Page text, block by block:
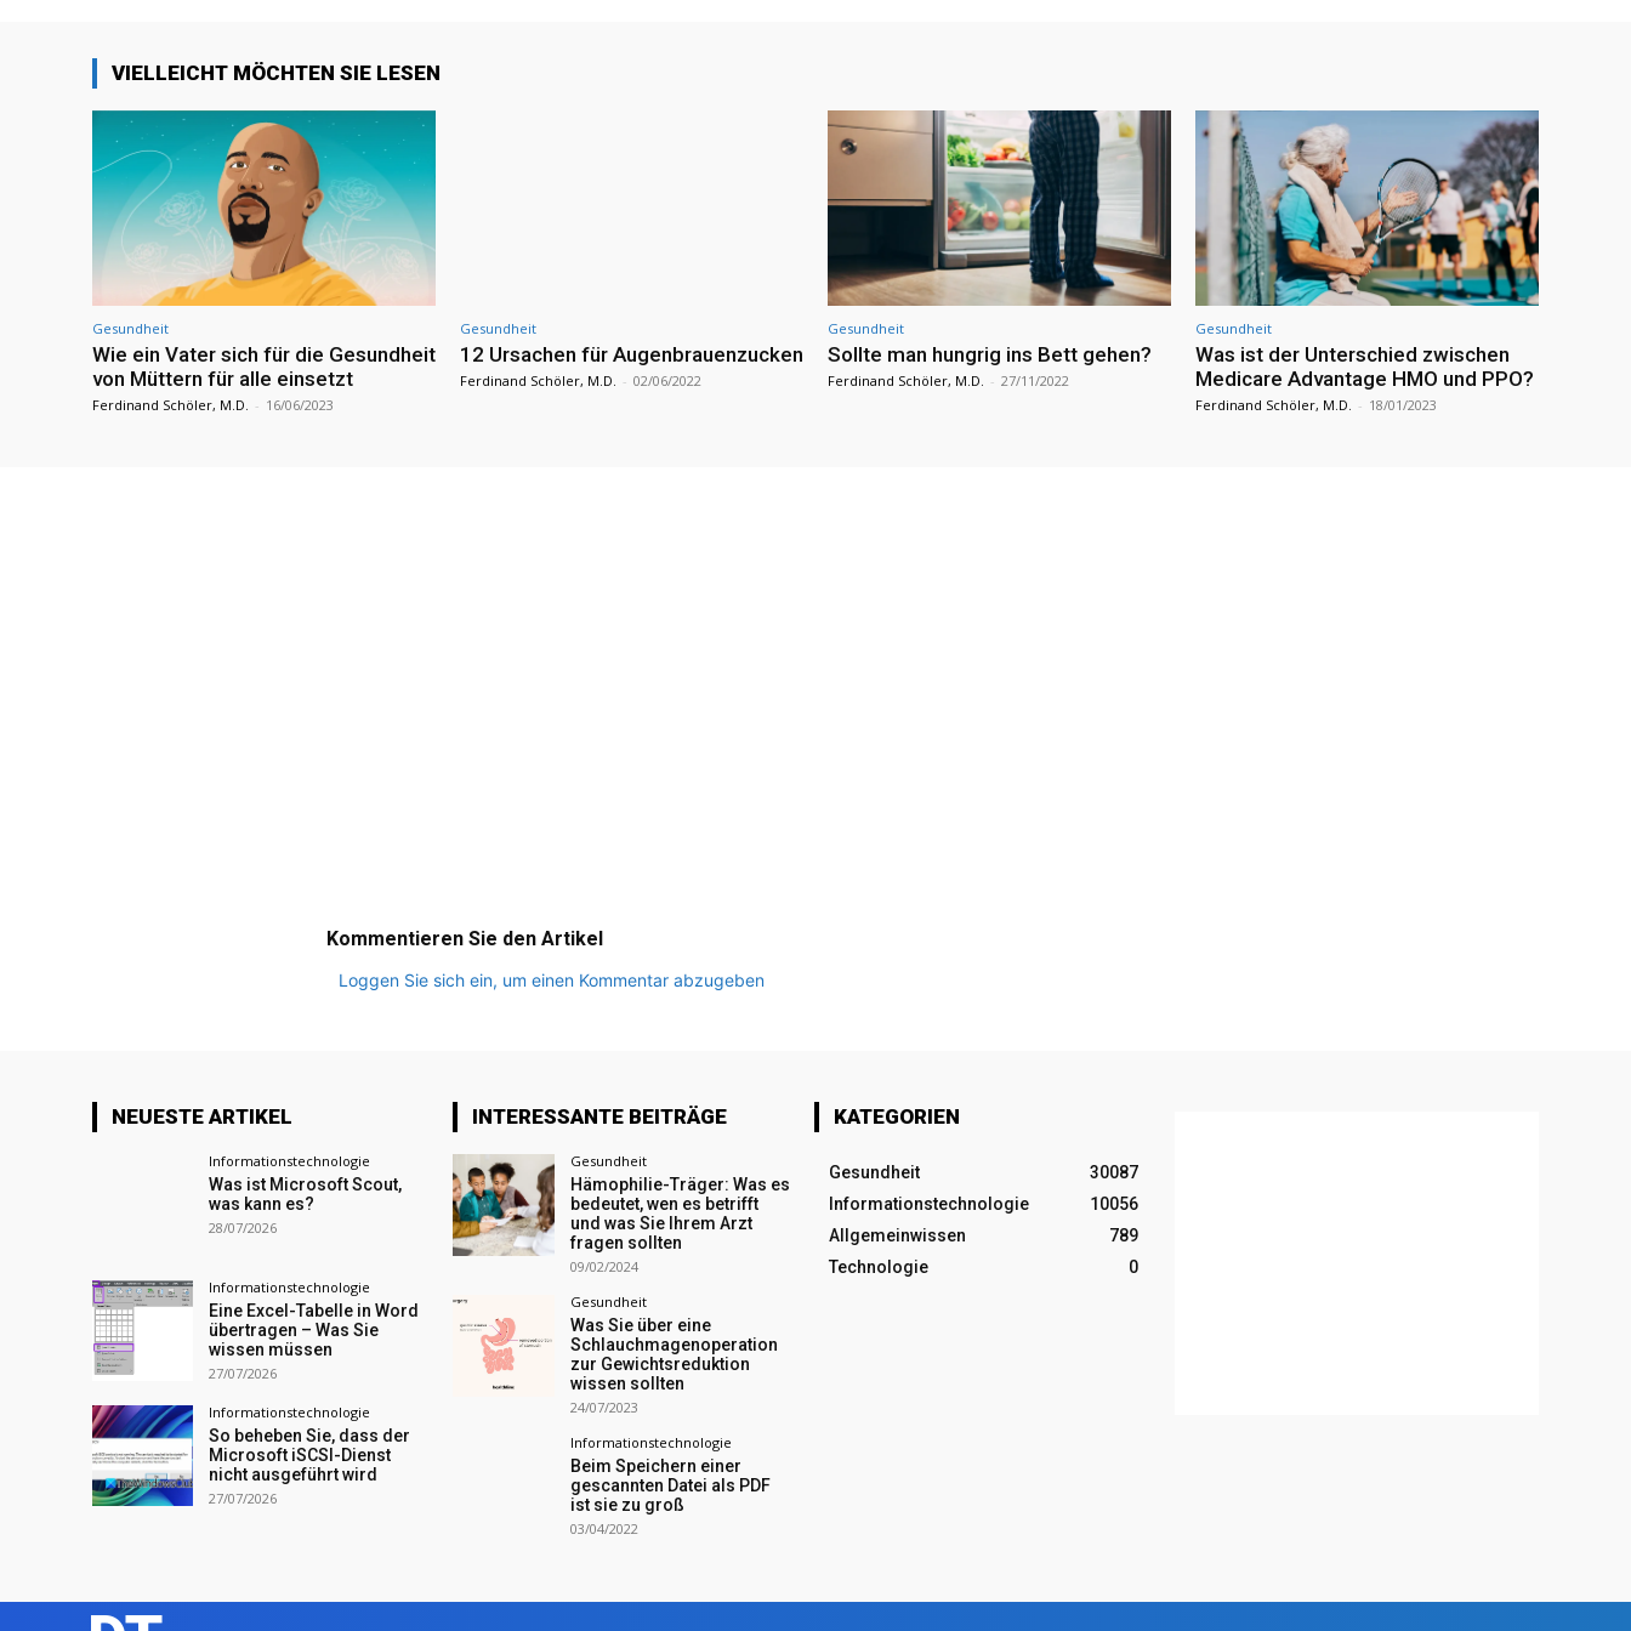
VIELLEICHT MÖCHTEN SIE LESEN
Gesundheit
Wie ein Vater sich für die Gesundheit
von Müttern für alle einsetzt
Ferdinand Schöler, M.D. - 16/06/2023
Gesundheit
12 Ursachen für Augenbrauenzucken
Ferdinand Schöler, M.D. - 02/06/2022
Gesundheit
Sollte man hungrig ins Bett gehen?
Ferdinand Schöler, M.D. - 27/11/2022
Gesundheit
Was ist der Unterschied zwischen
Medicare Advantage HMO und PPO?
Ferdinand Schöler, M.D. - 18/01/2023
Kommentieren Sie den Artikel
Loggen Sie sich ein, um einen Kommentar abzugeben
NEUESTE ARTIKEL
Informationstechnologie
Was ist Microsoft Scout,
was kann es?
28/07/2026
Informationstechnologie
Eine Excel-Tabelle in Word
übertragen – Was Sie
wissen müssen
27/07/2026
Informationstechnologie
So beheben Sie, dass der
Microsoft iSCSI-Dienst
nicht ausgeführt wird
27/07/2026
INTERESSANTE BEITRÄGE
Gesundheit
Hämophilie-Träger: Was es
bedeutet, wen es betrifft
und was Sie Ihrem Arzt
fragen sollten
09/02/2024
Gesundheit
Was Sie über eine
Schlauchmagenoperation
zur Gewichtsreduktion
wissen sollten
24/07/2023
Informationstechnologie
Beim Speichern einer
gescannten Datei als PDF
ist sie zu groß
03/04/2022
KATEGORIEN
Gesundheit
30087
Informationstechnologie
10056
Allgemeinwissen
789
Technologie
0